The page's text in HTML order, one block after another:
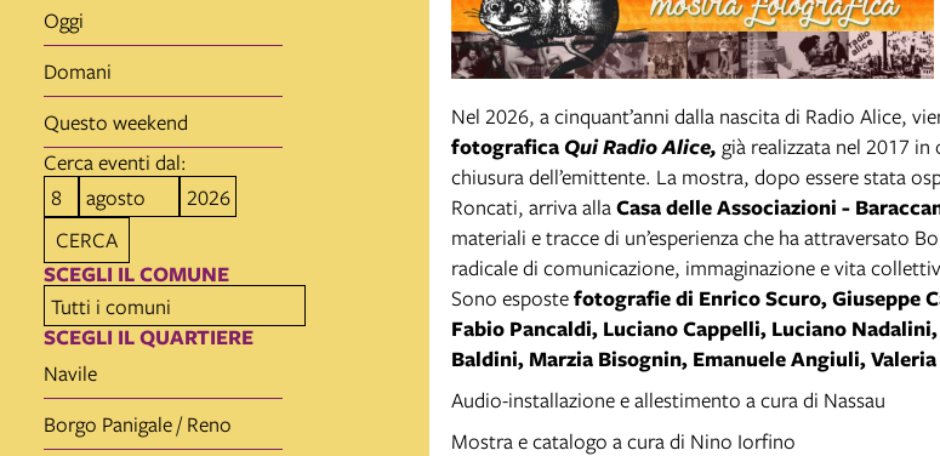
oggi
domani
questo weekend
Cerca eventi dal:
CERCA
SCEGLI IL COMUNE
SCEGLI IL QUARTIERE
Navile
Borgo Panigale / Reno
Nel 2026, a cinquant’anni dalla nascita di Radio Alice,
fotograficaQui Radio Alice, già realizzata nel 2017 in
chiusura dell’emittente. La mostra, dopo essere stata
Roncati, arriva allaCasa delle Associazioni -
materiali e tracce di un’esperienza che ha attraversato
radicale di comunicazione, immaginazione e vita
Sono espostefotografie di Enrico Scuro, Giuseppe
Fabio Pancaldi, Luciano Cappelli, Luciano
Baldini, Marzia Bisognin, Emanuele Angiuli,
Audio-installazione e allestimento a cura di Nassau
Mostra e catalogo a cura di Nino Iorfino